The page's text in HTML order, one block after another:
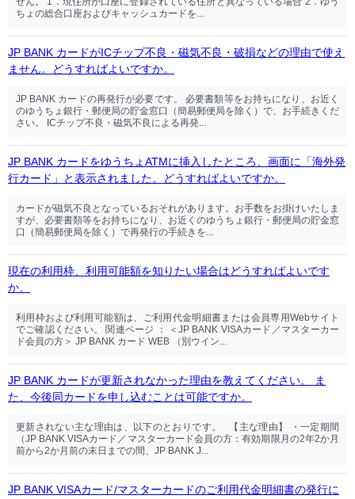
ちょの総合口座およびキャッシュカードを...
JP BANK カードがICチップ不良・磁気不良・破損などの理由で使え
ません。どうすればよいですか。
JP BANK カードの再発行が必要です。 必要書類等をお持ちになり、お近く
のゆうちょ銀行・郵便局の貯金窓口（簡易郵便局を除く）で、お手続きくだ
さい。 ICチップ不良・磁気不良による再発...
JP BANK カードをゆうちょATMに挿入したところ、画面に「海外発
行カード」と表示されました。どうすればよいですか。
カードが磁気不良となっているおそれがあります。お手数をお掛けいたしま
すが、必要書類等をお持ちになり、お近くのゆうちょ銀行・郵便局の貯金窓
口（簡易郵便局を除く）で再発行の手続きを...
現在の利用枠、利用可能額を知りたい場合はどうすればよいです
か。
利用枠および利用可能額は、ご利用代金明細書または会員専用Webサイト
でご確認ください。 関連ページ ： ＜JP BANK VISAカード／マスターカー
ド会員の方＞ JP BANK カード WEB （別ウイン...
JP BANK カードが更新されなかった理由を教えてください。 ま
た、今後同カードを申し込むことは可能ですか。
更新されない主な理由は、以下のとおりです。 【主な理由】 ・一定期間
（JP BANK VISAカード／マスターカード会員の方：有効期限月の2年2か月
前から2か月前の末日までの間、JP BANK J...
JP BANK VISAカード/マスターカードのご利用代金明細書の発行に